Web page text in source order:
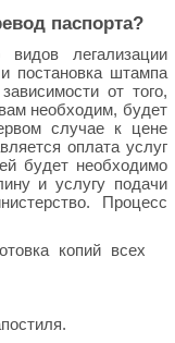
паспорта?
легализации
постановка штампа
от того,
необходим, будет
случае к цене
оплата услуг
будет необходимо
и услугу подачи
Процесс
копий всех